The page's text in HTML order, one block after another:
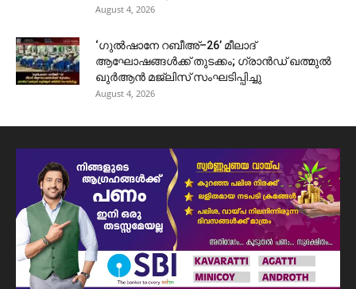
August 4, 2026
‘ഗുൽഷാനേ റബീഅ്–26’ മീലാദ്
ആഘോഷങ്ങൾക്ക് തുടക്കം; ഗ്രാൻഡ് ഖത്മുൽ
ഖുർആൻ മജ്‌ലിസ് സംഘടിപ്പിച്ചു
August 4, 2026